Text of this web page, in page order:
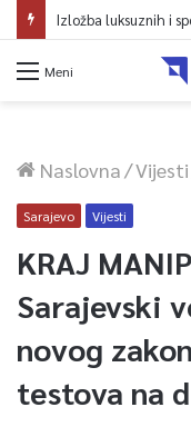
Meni
Naslovna/Vijesti
Sarajevo Vijesti
KRAJ
Sarajevski
novog
testova na